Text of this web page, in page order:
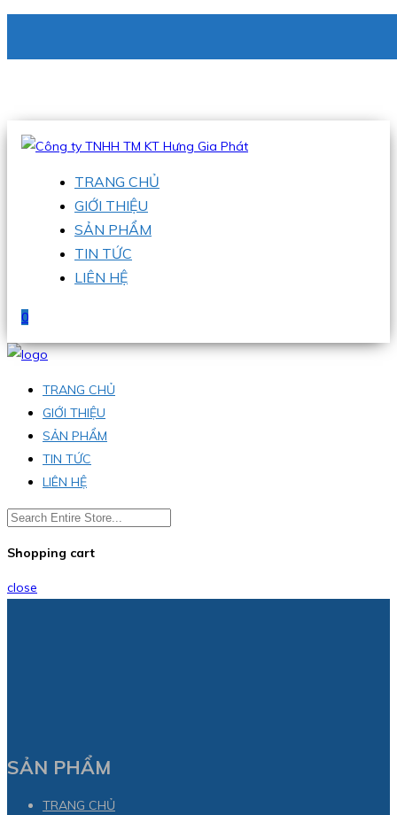
Hotline:0938 336 079
TRANG CHỦ
GIỚI THIỆU
SẢN PHẨM
TIN TỨC
LIÊN HỆ
0
TRANG CHỦ
GIỚI THIỆU
SẢN PHẨM
TIN TỨC
LIÊN HỆ
Shopping cart
close
SẢN PHẨM
TRANG CHỦ